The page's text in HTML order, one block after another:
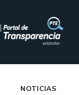
|
NOTICIAS